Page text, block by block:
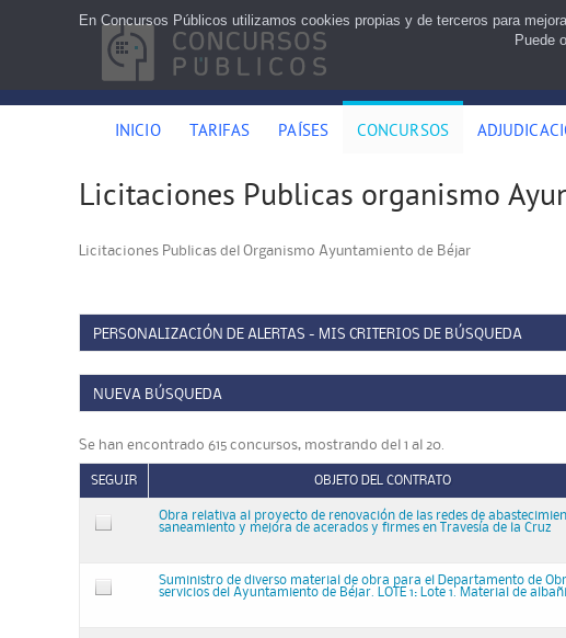
INICIO TARIFAS PAÍSES CONCURSOS
Licitaciones Publicas organismo
Licitaciones Publicas del Organismo Ayuntamiento de Béjar
PERSONALIZACIÓN DE ALERTAS - MIS CRITERIOS DE BÚSQUEDA
NUEVA BÚSQUEDA
Se han encontrado 615 concursos, mostrando del 1 al 20.
SEGUIR OBJETO DEL CONTRATO
Obra relativa al proyecto de renovación de las redes de
saneamiento y mejora de acerados y firmes en Travesía de la Cruz
Suministro de diverso material de obra para el Departamento de
servicios del Ayuntamiento de Béjar. LOTE 1: Lote 1. Material de
En Concursos Públicos utilizamos cookies propias y de terceros para
Puede